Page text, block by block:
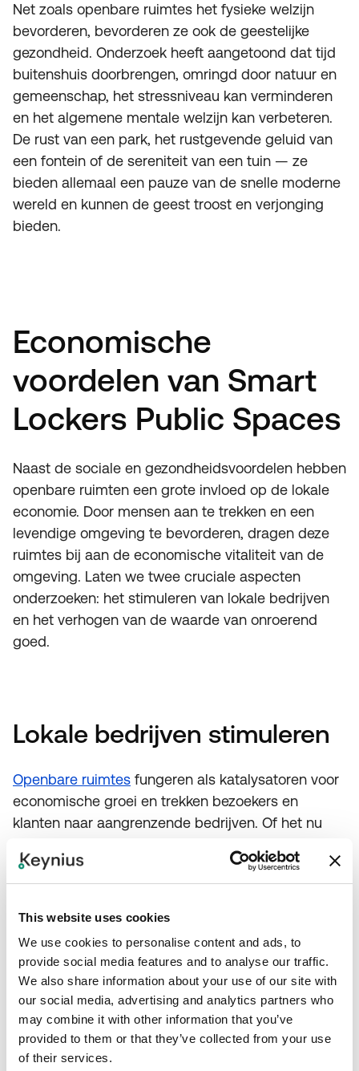
This website uses cookies
We use cookies to personalise content and ads, to
provide social media features and to analyse our traffic.
We also share information about your use of our site with
our social media, advertising and analytics partners who
may combine it with other information that you’ve
provided to them or that they’ve collected from your use
of their services.
Net zoals openbare ruimtes het fysieke welzijn
bevorderen, bevorderen ze ook de geestelijke
gezondheid. Onderzoek heeft aangetoond dat tijd
buitenshuis doorbrengen, omringd door natuur en
gemeenschap, het stressniveau kan verminderen
en het algemene mentale welzijn kan verbeteren.
De rust van een park, het rustgevende geluid van
een fontein of de sereniteit van een tuin — ze
bieden allemaal een pauze van de snelle moderne
wereld en kunnen de geest troost en verjonging
bieden.
Economische
voordelen van Smart
Lockers Public Spaces
Naast de sociale en gezondheidsvoordelen hebben
openbare ruimten een grote invloed op de lokale
economie. Door mensen aan te trekken en een
levendige omgeving te bevorderen, dragen deze
ruimtes bij aan de economische vitaliteit van de
omgeving. Laten we twee cruciale aspecten
onderzoeken: het stimuleren van lokale bedrijven
en het verhogen van de waarde van onroerend
goed.
Lokale bedrijven stimuleren
Openbare ruimtes fungeren als katalysatoren voor
economische groei en trekken bezoekers en
klanten naar aangrenzende bedrijven. Of het nu
een park of winkels langs een
voetgangersvriendelijke promenade, openbare
ruimtes creëren kansen voor lokale ondernemers
dat door deze ruimtes wordt gegenereerd, brengt
leven in de omliggende wijk, stimuleert de
economische activiteit en bevordert een gevoel
van commerciële levendigheid.